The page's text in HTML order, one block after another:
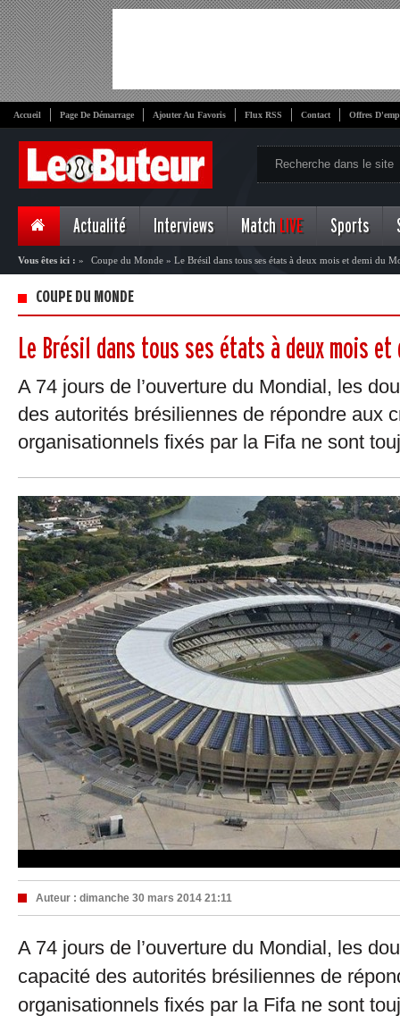
Accueil Page De Démarrage Ajouter Au Favoris Flux RSS Contact Offres
Actualité Interviews Match LIVE Sports
Vous êtes ici : » Coupe du Monde » Le Brésil dans tous ses états à deux mois et demi du
COUPE DU MONDE
Le Brésil dans tous ses états à deux mois et
A 74 jours de l’ouverture du Mondial, les
des autorités brésiliennes de répondre aux
organisationnels fixés par la Fifa ne sont
Auteur : dimanche 30 mars 2014 21:11
A 74 jours de l’ouverture du Mondial, les
capacité des autorités brésiliennes de
organisationnels fixés par la Fifa ne sont